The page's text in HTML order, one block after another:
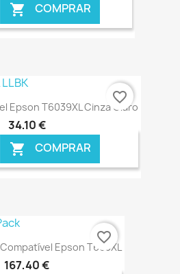
 COMPRAR
€ ONLINE
Epson T6039XL Cinza Claro
34,10 €
 COMPRAR
€ ONLINE
favorite_border
Epson T603XL
167,40 €
favorite_border